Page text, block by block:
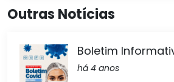
Outras Notícias
Boletim
há 4 anos